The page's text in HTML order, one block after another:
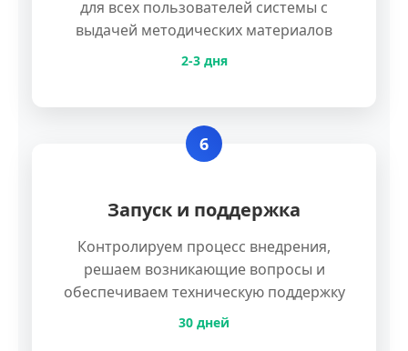
для всех пользователей системы с
выдачей методических материалов
2-3 дня
6
Запуск и поддержка
Контролируем процесс внедрения,
решаем возникающие вопросы и
обеспечиваем техническую поддержку
30 дней